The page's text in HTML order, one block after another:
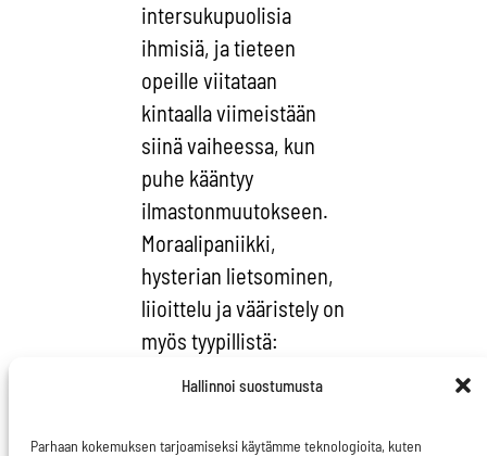
Hallinnoi suostumusta
Parhaan kokemuksen tarjoamiseksi käytämme teknologioita, kuten
intersukupuolisia
ihmisiä, ja tieteen
opeille viitataan
kintaalla viimeistään
siinä vaiheessa, kun
puhe kääntyy
ilmastonmuutokseen.
Moraalipaniikki,
hysterian lietsominen,
liioittelu ja vääristely on
myös tyypillistä:
leimataan